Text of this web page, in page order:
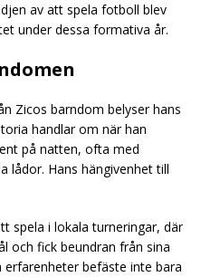
av att spela fotboll blev
under dessa formativa år.
Zicos barndom belyser hans
handlar om när han
på natten, ofta med
lådor. Hans hängivenhet till
spela i lokala turneringar, där
och fick beundran från sina
befäste inte bara